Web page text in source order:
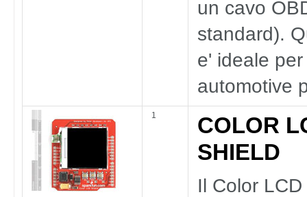
un cavo
standard).
e' ideale
automotive
1
COLOR
SHIELD
Il Color